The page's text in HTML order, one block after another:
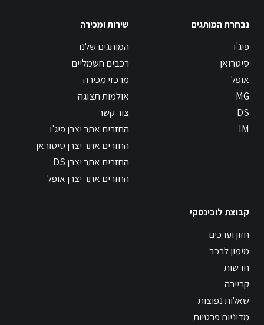
נבחרת המותגים
פיג'ו
סיטרואן
אופל
MG
DS
IM
שירות ומכירה
המותגים שלנו
רכבים חשמליים
מרכזי מכירה
אולמות תצוגה
צור קשר
החזרים אתר יצרן פיג'ו
החזרים אתר יצרן סיטוראן
החזרים אתר יצרן DS
החזרים אתר יצרן אופל
קבוצת לובינסקי
חזון וערכים
מימון לרכב
חדשות
קריירה
שאלות נפוצות
מדיניות פרטיות